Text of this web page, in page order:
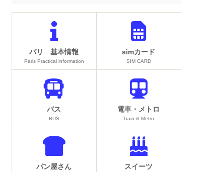
パリ 基本情報
Paris Practical information
simカード
SIM CARD
バス
BUS
電車・メトロ
Train & Metro
パン屋さん スイーツ